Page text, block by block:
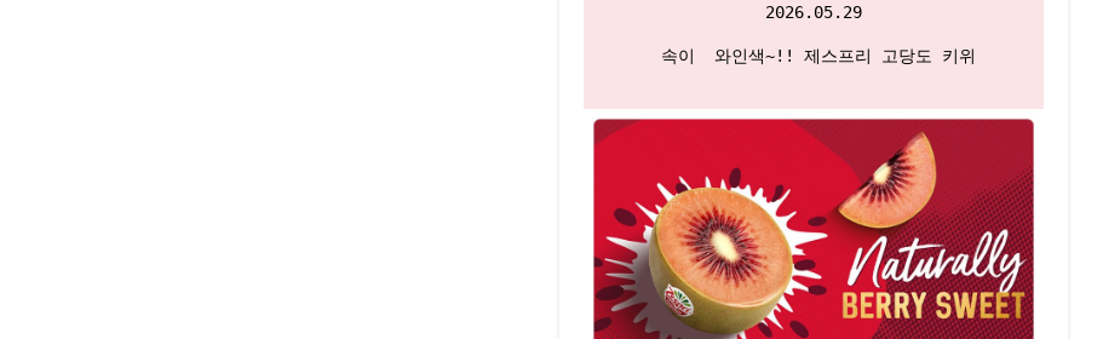
2026.05.29
속이  와인색~!! 제스프리 고당도 키위